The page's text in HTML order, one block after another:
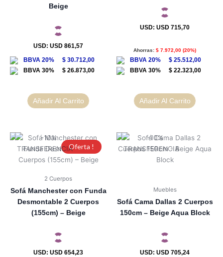
Beige
USD: USD 861,57
$ 30.712,00
$ 26.873,00
Añadir Al Carrito
USD: USD 715,70
Ahorras: $ 7.972,00 (20%)
$ 25.512,00
$ 22.323,00
Añadir Al Carrito
Oferta !
2 Cuerpos
Sofá Manchester con Funda
Desmontable 2 Cuerpos
(155cm) – Beige
USD: USD 654,23
Muebles
Sofá Cama Dallas 2 Cuerpos
150cm – Beige Aqua Block
USD: USD 705,24